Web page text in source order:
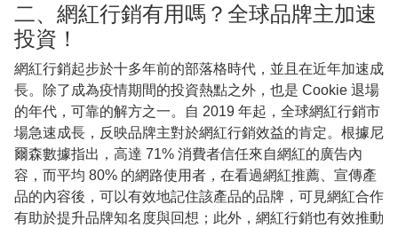
二、網紅行銷有用嗎？全球品牌主加速
投資！
網紅行銷起步於十多年前的部落格時代，並且在近年加速成
長。除了成為疫情期間的投資熱點之外，也是 Cookie 退場
的年代，可靠的解方之一。自 2019 年起，全球網紅行銷市
場急速成長，反映品牌主對於網紅行銷效益的肯定。根據尼
爾森數據指出，高達 71% 消費者信任來自網紅的廣告內
容，而平均 80% 的網路使用者，在看過網紅推薦、宣傳產
品的內容後，可以有效地記住該產品的品牌，可見網紅合作
有助於提升品牌知名度與回想；此外，網紅行銷也有效推動